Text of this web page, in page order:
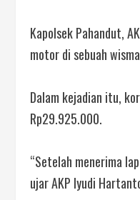
Kapolsek Pahandut,
motor di sebuah
Dalam kejadian itu,
Rp29.925.000.
“Setelah menerima
ujar AKP Iyudi